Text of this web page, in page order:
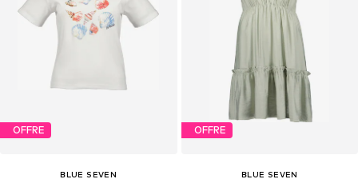
OFFRE
BLUE SEVEN
OFFRE
BLUE SEVEN